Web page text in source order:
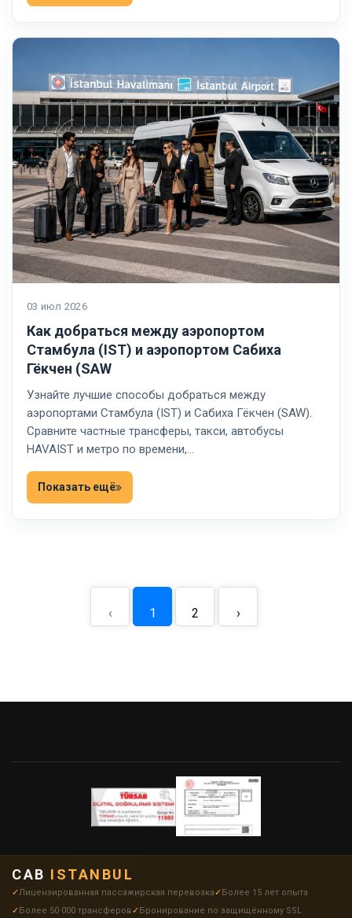
03 июл 2026
Как добраться между аэропортом
Стамбула (IST) и аэропортом Сабиха
Гёкчен (SAW
Узнайте лучшие способы добраться между
аэропортами Стамбула (IST) и Сабиха Гёкчен (SAW).
Сравните частные трансферы, такси, автобусы
HAVAIST и метро по времени,…
Показать ещё
‹ 1 2 ›
CAB ISTANBUL
Лицензированная пассажирская перевозка
Более 15 лет опыта
Более 50 000 трансферов
Бронирование по защищённому SSL